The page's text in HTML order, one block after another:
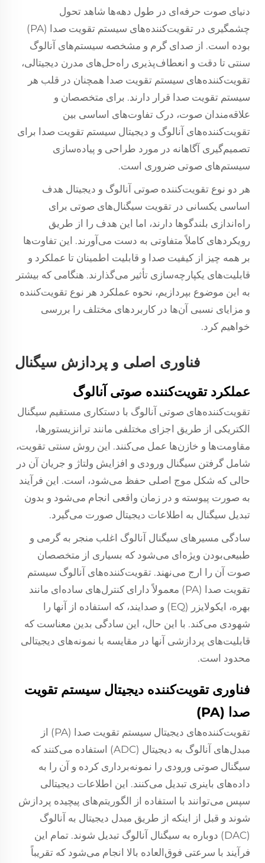
دنیای صوت حرفه‌ای در طول دهه‌ها شاهد تحول
چشمگیری در تقویت‌کننده‌های سیستم تقویت صدا (PA)
بوده است. از صدای گرم و مشخصه سیستم‌های آنالوگ
سنتی تا دقت و انعطاف‌پذیری راه‌حل‌های مدرن دیجیتالی،
تقویت‌کننده‌های سیستم تقویت صدا همچنان در قلب هر
سیستم تقویت صدا قرار دارند. برای متخصصان و
علاقه‌مندان صوت، درک تفاوت‌های اساسی بین
تقویت‌کننده‌های آنالوگ و دیجیتال سیستم تقویت صدا برای
تصمیم‌گیری آگاهانه در مورد طراحی و پیاده‌سازی
سیستم‌های صوتی ضروری است.
هر دو نوع تقویت‌کننده صوتی آنالوگ و دیجیتال هدف
اساسی یکسانی در تقویت سیگنال‌های صوتی برای
راه‌اندازی بلندگوها دارند، اما این هدف را از طریق
رویکردهای کاملاً متفاوتی به دست می‌آورند. این تفاوت‌ها
بر همه چیز از کیفیت صدا و قابلیت اطمینان تا عملکرد و
قابلیت‌های یکپارچه‌سازی تأثیر می‌گذارند. هنگامی که بیشتر
به این موضوع بپردازیم، نحوه عملکرد هر نوع تقویت‌کننده
و مزایای نسبی آن‌ها در کاربردهای مختلف را بررسی
خواهیم کرد.
فناوری اصلی و پردازش سیگنال
عملکرد تقویت‌کننده صوتی آنالوگ
تقویت‌کننده‌های صوتی آنالوگ با دستکاری مستقیم سیگنال
الکتریکی از طریق اجزای مختلفی مانند ترانزیستورها،
مقاومت‌ها و خازن‌ها عمل می‌کنند. این روش سنتی تقویت،
شامل گرفتن سیگنال ورودی و افزایش ولتاژ و جریان آن در
حالی که شکل موج اصلی حفظ می‌شود، است. این فرآیند
به صورت پیوسته و در زمان واقعی انجام می‌شود و بدون
تبدیل سیگنال به اطلاعات دیجیتال صورت می‌گیرد.
سادگی مسیرهای سیگنال آنالوگ اغلب منجر به گرمی و
طبیعی‌بودن ویژه‌ای می‌شود که بسیاری از متخصصان
صوت آن را ارج می‌نهند. تقویت‌کننده‌های آنالوگ سیستم
تقویت صدا (PA) معمولاً دارای کنترل‌های ساده‌ای مانند
بهره، ایکولایزر (EQ) و صدایند، که استفاده از آنها را
شهودی می‌کند. با این حال، این سادگی بدین معناست که
قابلیت‌های پردازشی آنها در مقایسه با نمونه‌های دیجیتالی
محدود است.
فناوری تقویت‌کننده دیجیتال سیستم تقویت
صدا (PA)
تقویت‌کننده‌های دیجیتال سیستم تقویت صدا (PA) از
مبدل‌های آنالوگ به دیجیتال (ADC) استفاده می‌کنند که
سیگنال صوتی ورودی را نمونه‌برداری کرده و آن را به
داده‌های باینری تبدیل می‌کنند. این اطلاعات دیجیتالی
سپس می‌توانند با استفاده از الگوریتم‌های پیچیده پردازش
شوند و قبل از اینکه از طریق مبدل دیجیتال به آنالوگ
(DAC) دوباره به سیگنال آنالوگ تبدیل شوند. تمام این
فرآیند با سرعتی فوق‌العاده بالا انجام می‌شود که تقریباً